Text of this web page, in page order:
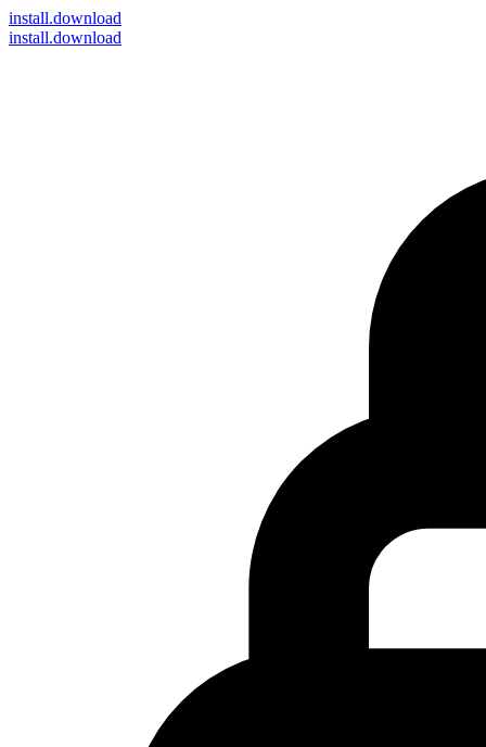
install.download
install.download